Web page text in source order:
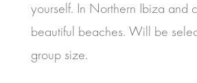
yourself. In Northern Ibiza and
beautiful beaches. Will be
group size.